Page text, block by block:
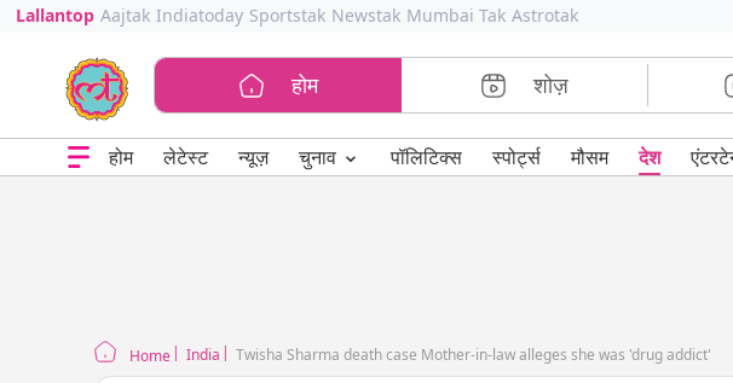
Lallantop Aajtak Indiatoday Sportstak Newstak Mumbai Tak Astrotak
होम शोज़
होम लेटेस्ट न्यूज़ चुनाव ⌄ पॉलिटिक्स स्पोर्ट्स मौसम देश
Home India Twisha Sharma death case Mother-in-law alleges she was 'drug addict'